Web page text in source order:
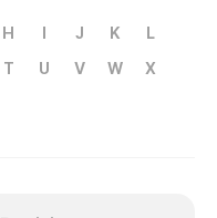
H I J K
L
T U V W
X